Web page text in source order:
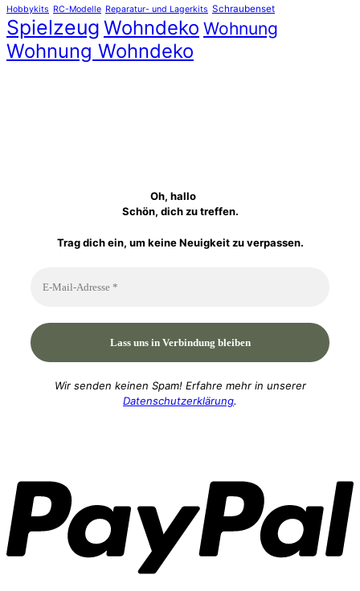
Hobbykits RC-Modelle Reparatur- und Lagerkits Schraubenset
Spielzeug Wohndeko Wohnung
Wohnung Wohndeko
Oh, hallo
Schön, dich zu treffen.
Trag dich ein, um keine Neuigkeit zu verpassen.
Wir senden keinen Spam! Erfahre mehr in unserer
Datenschutzerklärung.